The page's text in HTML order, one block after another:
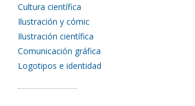
Cultura científica
Ilustración y cómic
Ilustración científica
Comunicación gráfica
Logotipos e identidad